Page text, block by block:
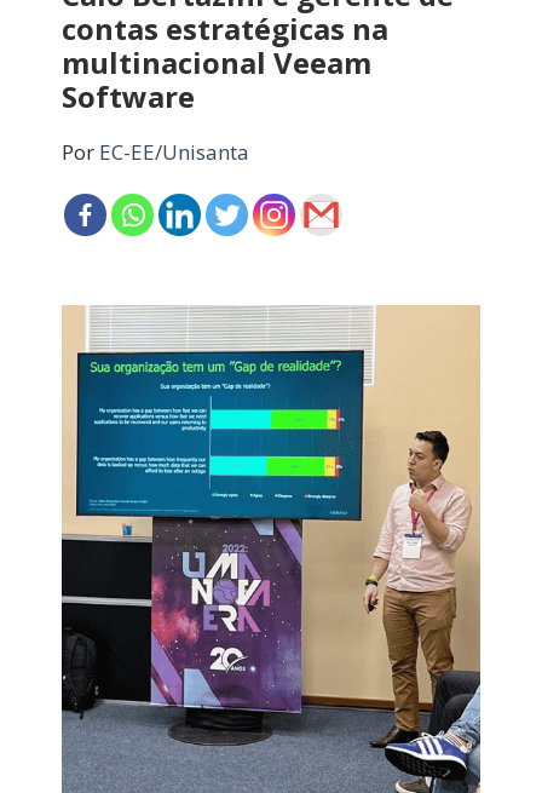
contas estratégicas na
multinacional Veeam
Software
Por EC-EE/Unisanta